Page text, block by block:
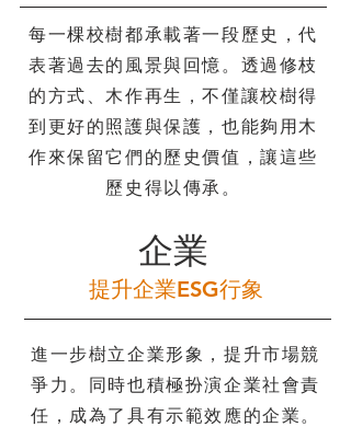
每一棵校樹都承載著一段歷史，代
表著過去的風景與回憶。透過修枝
的方式、木作再生，不僅讓校樹得
到更好的照護與保護，也能夠用木
作來保留它們的歷史價值，讓這些
歷史得以傳承。
企業
提升企業ESG行象
進一步樹立企業形象，提升市場競
爭力。同時也積極扮演企業社會責
任，成為了具有示範效應的企業。